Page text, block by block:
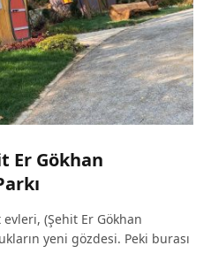
Er Gökhan
(Şehit Er Gökhan
yeni gözdesi. Peki burası